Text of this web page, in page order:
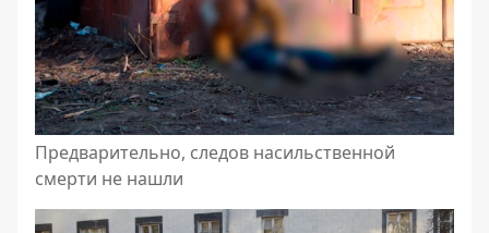
Предварительно, следов насильственной
смерти не нашли